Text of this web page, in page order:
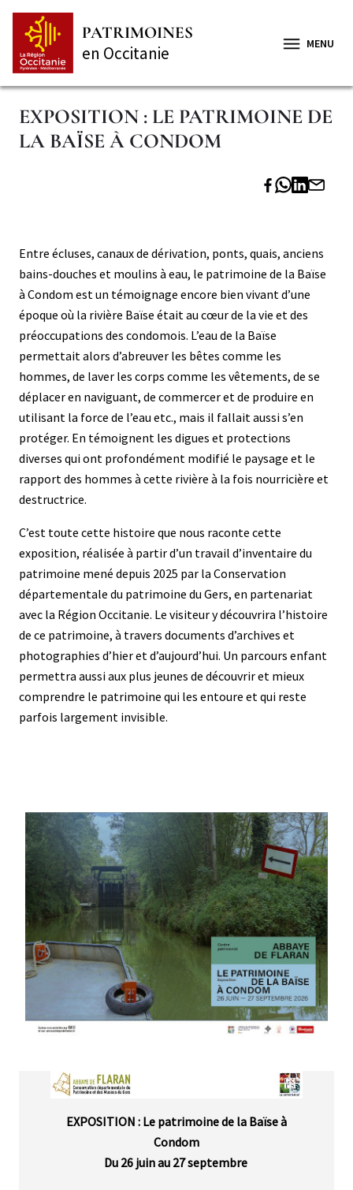
contenu
principal
PATRIMOINES
en Occitanie MENU
EXPOSITION : LE PATRIMOINE DE
LA BAÏSE À CONDOM
niveau
2
Corps
Corps
Entre écluses, canaux de dérivation, ponts, quais, anciens
bains-douches et moulins à eau, le patrimoine de la Baïse
à Condom est un témoignage encore bien vivant d’une
époque où la rivière Baïse était au cœur de la vie et des
préoccupations des condomois. L’eau de la Baïse
permettait alors d’abreuver les bêtes comme les
hommes, de laver les corps comme les vêtements, de se
déplacer en naviguant, de commercer et de produire en
utilisant la force de l’eau etc., mais il fallait aussi s’en
protéger. En témoignent les digues et protections
diverses qui ont profondément modifié le paysage et le
rapport des hommes à cette rivière à la fois nourricière et
destructrice.
C’est toute cette histoire que nous raconte cette
exposition, réalisée à partir d’un travail d’inventaire du
patrimoine mené depuis 2025 par la Conservation
départementale du patrimoine du Gers, en partenariat
avec la Région Occitanie. Le visiteur y découvrira l’histoire
de ce patrimoine, à travers documents d’archives et
photographies d’hier et d’aujourd’hui. Un parcours enfant
permettra aussi aux plus jeunes de découvrir et mieux
comprendre le patrimoine qui les entoure et qui reste
parfois largement invisible.
Média
Image
EXPOSITION : Le patrimoine de la Baïse à
Condom
Du 26 juin au 27 septembre